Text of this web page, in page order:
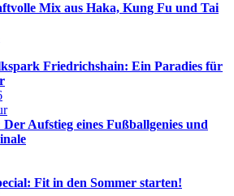
Mix aus Haka, Kung Fu und Tai
Friedrichshain: Ein Paradies für
Aufstieg eines Fußballgenies und
Fit in den Sommer starten!